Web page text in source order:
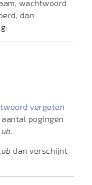
wachtwoord
dan
vergeten
pogingen
dan verschijnt